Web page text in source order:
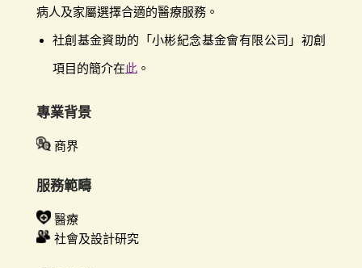
病人及家屬選擇合適的醫療服務。
社創基金資助的「小彬紀念基金會有限公司」初創
項目的簡介在此。
專業背景
商界
服務範疇
醫療
社會及設計研究